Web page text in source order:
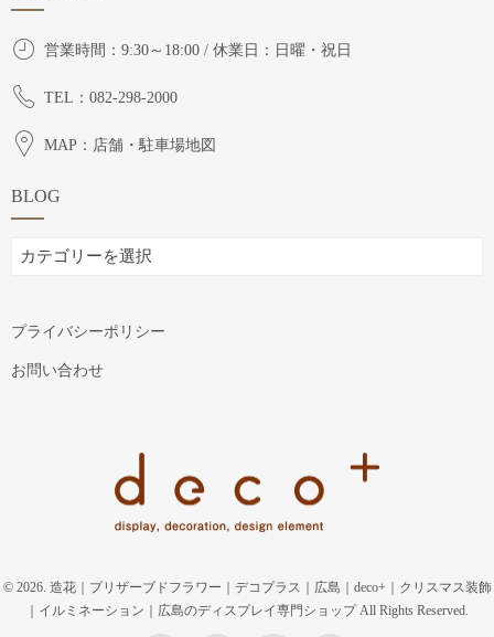
営業時間：9:30～18:00 / 休業日：日曜・祝日
TEL：082-298-2000
MAP：店舗・駐車場地図
BLOG
BLOG
プライバシーポリシー
お問い合わせ
© 2026. 造花｜プリザーブドフラワー｜デコプラス｜広島｜deco+｜クリスマス装飾
｜イルミネーション｜広島のディスプレイ専門ショップ All Rights Reserved.